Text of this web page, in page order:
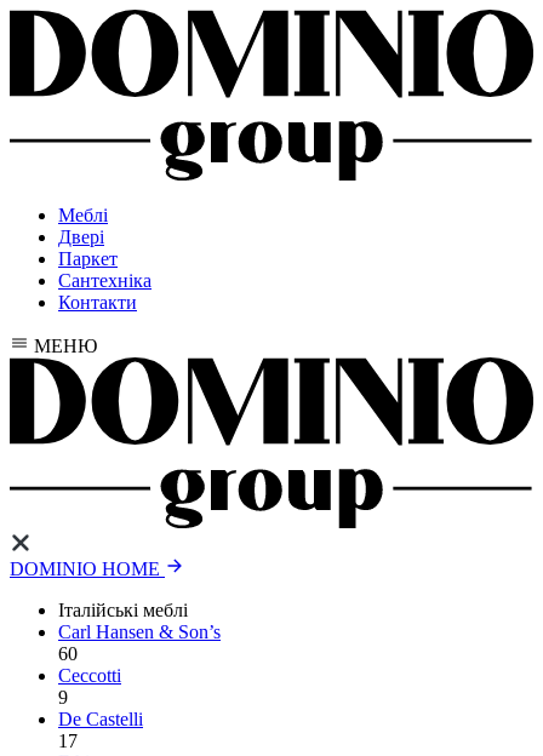
Меблі
Двері
Паркет
Сантехніка
Контакти
МЕНЮ
DOMINIO HOME
Італійські меблі
Carl Hansen & Son’s
60
Ceccotti
9
De Castelli
17